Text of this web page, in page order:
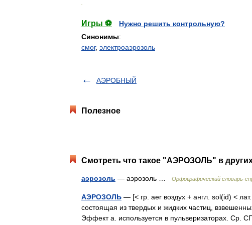
Игры ⚽
Нужно решить контрольную?
Синонимы:
смог, электроаэрозоль
АЭРОБНЫЙ
Полезное
Смотреть что такое "АЭРОЗОЛЬ" в
аэрозоль — аэрозоль … Орфографический словарь-
АЭРОЗОЛЬ — [< гр. aer воздух + англ. sol(id) <
состоящая из твердых и жидких частиц,
Эффект а. используется в пульверизаторах.